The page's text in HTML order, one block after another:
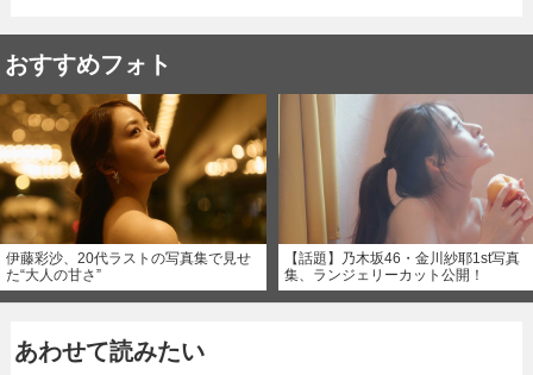
おすすめフォト
伊藤彩沙、20代ラストの写真集で見せ
た“大人の甘さ”
【話題】乃木坂46・金川紗耶1st写真
集、ランジェリーカット公開！
あわせて読みたい